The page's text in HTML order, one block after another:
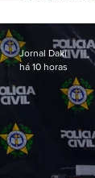
Jornal Daki
há 10 horas